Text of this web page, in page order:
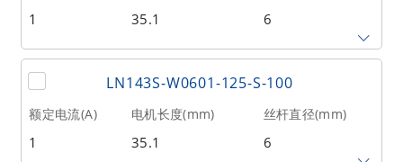
相数 转子惯量(g•cm²) 重量(kg)
2 20 0.21
1 35.1 6
丝杆导程(mm) 丝杆长度(mm) 额定推力(N
@300RPM)
相数 转子惯量(g•cm²) 重量(kg)
LN143S-W0601-125-S-100
额定电流(A) 电机长度(mm) 丝杆直径(mm)
1 35.1 6